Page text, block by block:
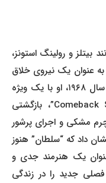
مانند بیتلز و رولینگ استونز،
به عنوان یک نیروی خلاق
در موسیقی به پایان رسیده است. اما در سال ۱۹۶۸، او با یک ویژه
برنامه تلویزیونی به نام “’68 Comeback Special”، بازگشتی
مشکی و اجرای پرشور
داد که “سلطان” هنوز
عنوان یک هنرمند جدی و
جدید را در زندگی